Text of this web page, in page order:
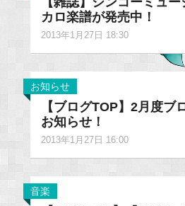
カロ楽譜が発売中！
2013年1月27日 18:30
お知らせ
【ブログTOP】2月度ブ
お知らせ！
2013年1月27日 16:00
音楽